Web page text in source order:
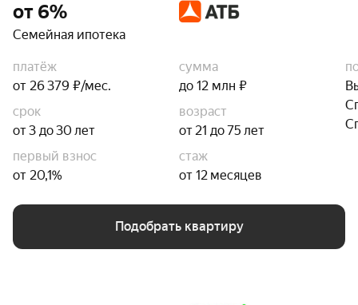
от 6%
Семейная ипотека
платёж
от 26 379 ₽/мес.
сумма
до 12 млн ₽
срок
от 3 до 30 лет
возраст
от 21 до 75 лет
первый взнос
от 20,1%
стаж
от 12 месяцев
Подобрать квартиру